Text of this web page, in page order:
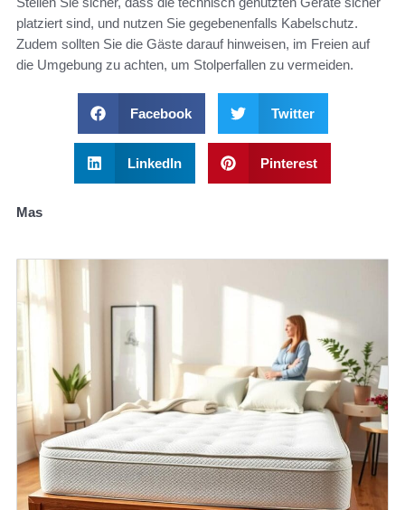
platziert sind, und nutzen Sie gegebenenfalls Kabelschutz.
Zudem sollten Sie die Gäste darauf hinweisen, im Freien auf
die Umgebung zu achten, um Stolperfallen zu vermeiden.
Facebook Twitter
LinkedIn Pinterest
Mas